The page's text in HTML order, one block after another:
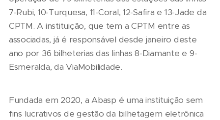
7-Rubi, 10-Turquesa, 11-Coral, 12-Safira e 13-Jade da
CPTM. A instituição, que tem a CPTM entre as
associadas, já é responsável desde janeiro deste
ano por 36 bilheterias das linhas 8-Diamante e 9-
Esmeralda, da ViaMobilidade.
Fundada em 2020, a Abasp é uma instituição sem
fins lucrativos de gestão da bilhetagem eletrônica